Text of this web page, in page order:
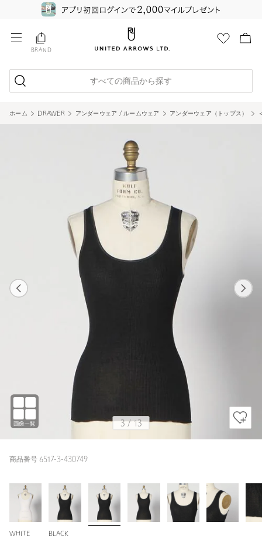
BRAND
すべての商品から探す
ホーム DRAWER アンダーウェア / ルームウェア アンダーウェア（トップス）
3/13
商品番号 6517-3-430749
WHITE BLACK